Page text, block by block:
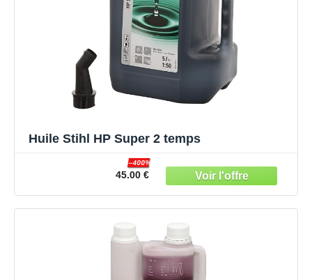
Huile Stihl HP Super 2 temps
45.00 €
–400%